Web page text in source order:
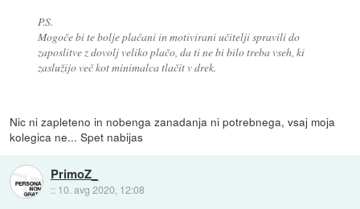
P.S.
Mogoče bi te bolje plačani in motivirani učitelji spravili do
zaposlitve z dovolj veliko plačo, da ti ne bi bilo treba vseh, ki
zaslužijo več kot minimalca tlačit v drek.
Nic ni zapleteno in nobenga zanadanja ni potrebnega, vsaj moja
kolegica ne... Spet nabijas
PrimoZ_
:: 10. avg 2020, 12:08